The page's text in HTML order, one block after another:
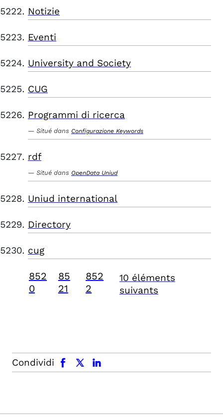
Notizie
Eventi
University and Society
CUG
Programmi di ricerca
Situé dans Configurazione Keywords
rdf
Situé dans OpenData Uniud
Uniud international
Directory
cug
852
0
85
21
852
2
10 éléments
suivants
Condividi
facebook x.com linkedin